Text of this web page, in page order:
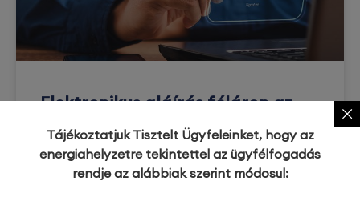
Elektronikus aláírás féláron az
önkéntes kamarai tagoknak
Stratégiai együttműködést kötött a Magyar
Kereskedelmi és Iparkamara és a
Tájékoztatjuk Tisztelt Ügyfeleinket, hogy az
energiahelyzetre tekintettel az ügyfélfogadás
rendje az alábbiak szerint módosul: